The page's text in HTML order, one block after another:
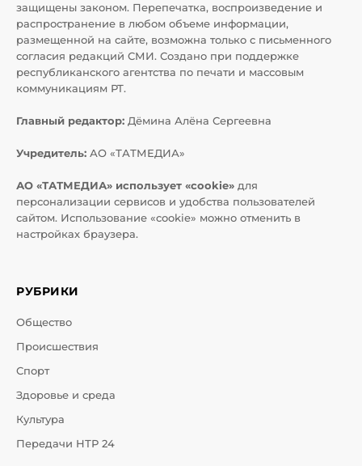
защищены законом. Перепечатка, воспроизведение и
распространение в любом объеме информации,
размещенной на сайте, возможна только с письменного
согласия редакций СМИ. Создано при поддержке
республиканского агентства по печати и массовым
коммуникациям РТ.
Главный редактор: Дёмина Алёна Сергеевна
Учредитель: АО «ТАТМЕДИА»
АО «ТАТМЕДИА» использует «cookie» для
персонализации сервисов и удобства пользователей
сайтом. Использование «cookie» можно отменить в
настройках браузера.
РУБРИКИ
Общество
Происшествия
Спорт
Здоровье и среда
Культура
Передачи НТР 24